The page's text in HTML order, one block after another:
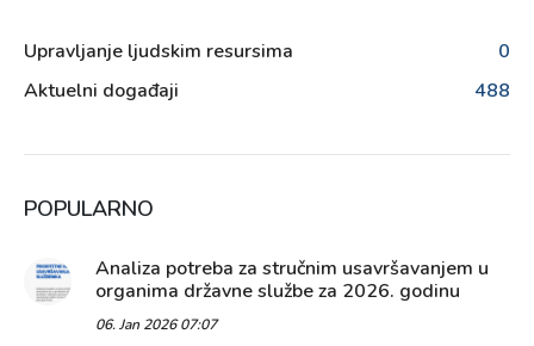
Upravljanje ljudskim resursima
0
Aktuelni događaji
488
POPULARNO
Analiza potreba za stručnim usavršavanjem u
organima državne službe za 2026. godinu
06. Jan 2026 07:07